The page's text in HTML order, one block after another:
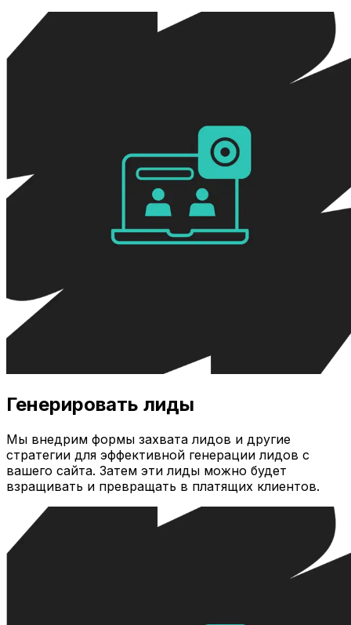
Генерировать лиды
Мы внедрим формы захвата лидов и другие
стратегии для эффективной генерации лидов с
вашего сайта. Затем эти лиды можно будет
взращивать и превращать в платящих клиентов.